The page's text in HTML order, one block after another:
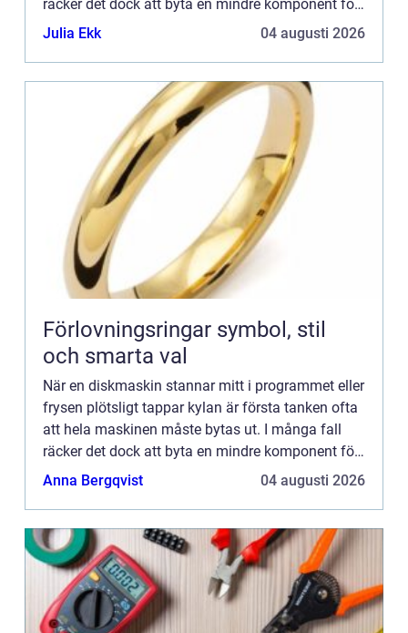
räcker det dock att byta en mindre komponent för
att allt s...
Julia Ekk 04 augusti 2026
Förlovningsringar symbol, stil
och smarta val
När en diskmaskin stannar mitt i programmet eller
frysen plötsligt tappar kylan är första tanken ofta
att hela maskinen måste bytas ut. I många fall
räcker det dock att byta en mindre komponent för
att allt s...
Anna Bergqvist 04 augusti 2026